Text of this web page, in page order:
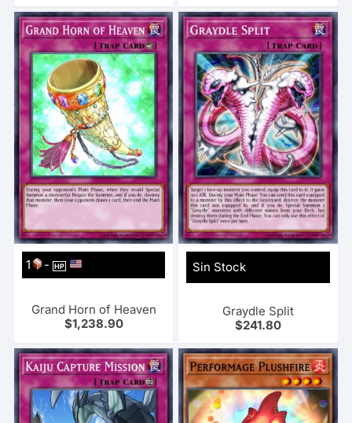
1 -HP
Grand Horn of Heaven
$1,238.90
Sin Stock
Graydle Split
$241.80